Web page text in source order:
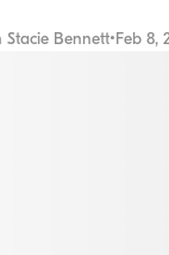
Stacie Bennett•Feb 8,